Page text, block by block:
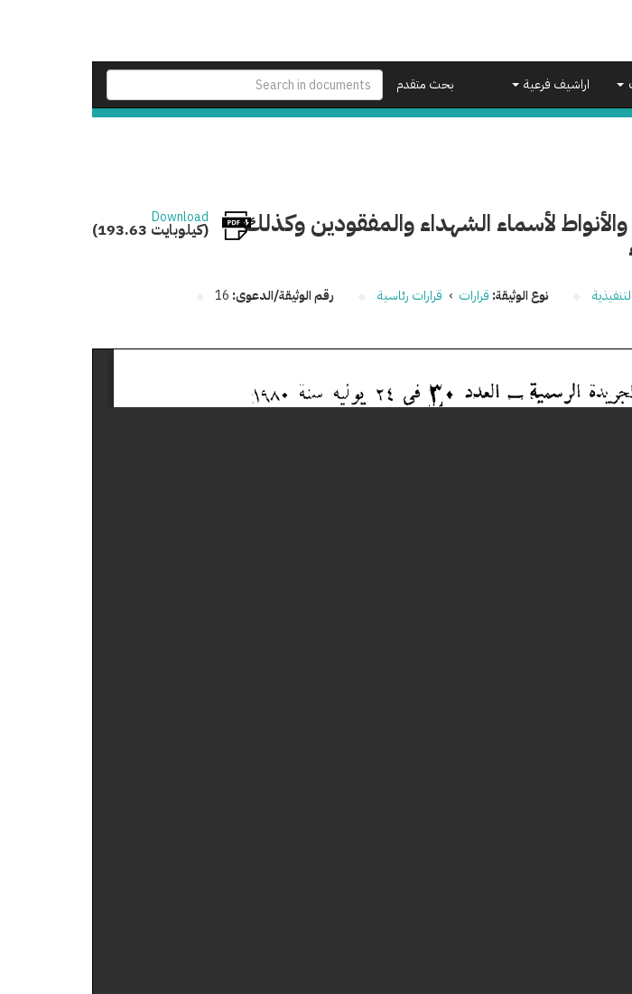
بحث متقدم
اراشيف فرعية
لأسماء الشهداء والمفقودين وكذلك Download
(193.63 كيلوبايت)
نوع الوثيقة: قرارات › قرارات رئاسية رقم الوثيقة/الدعوى: 16